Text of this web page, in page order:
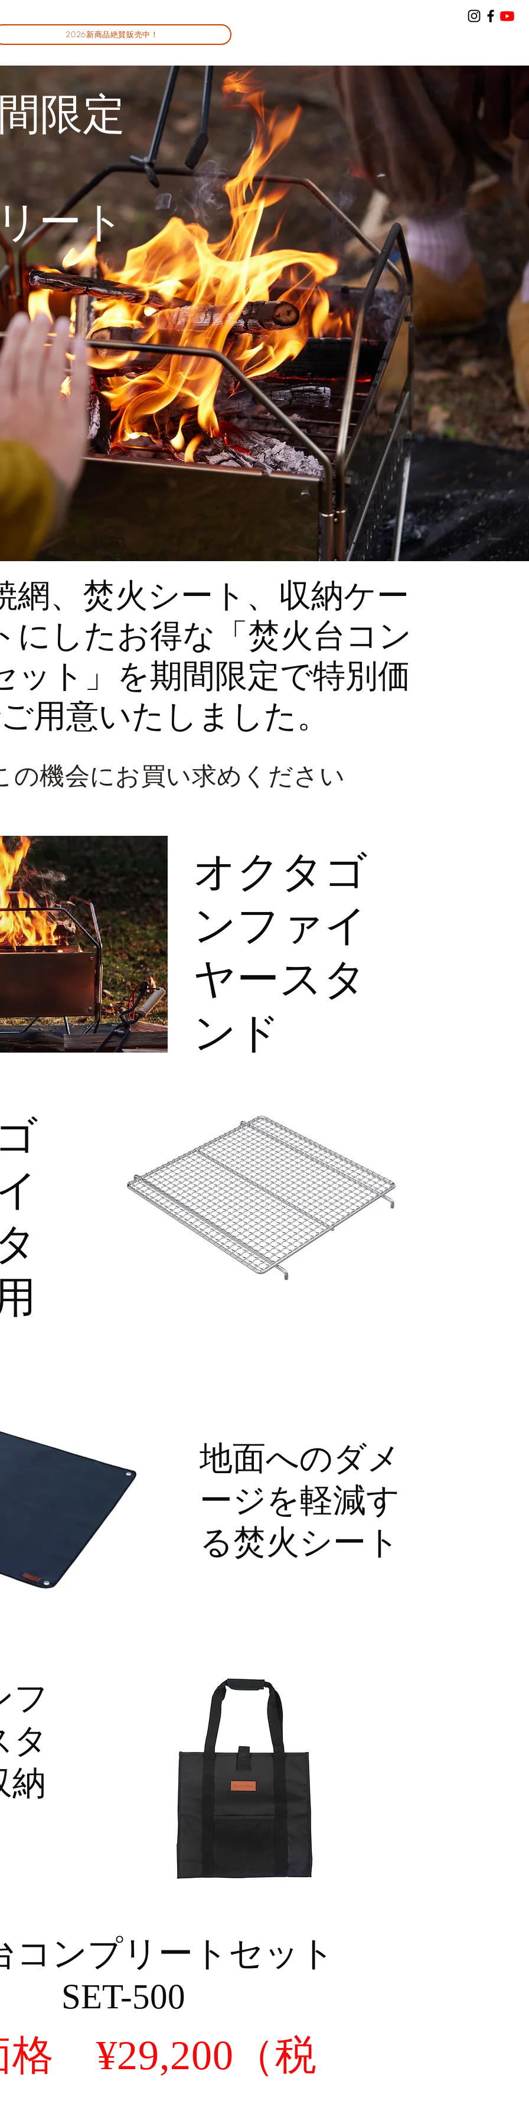
2026新商品絶賛販売中！
限定
ート
網、焚火シート、収納ケー
にしたお得な「焚火台コン
ット」を期間限定で特別価
用意いたしました。
の機会にお買い求めください
オクタゴ
ンファイ
ヤースタ
ンド
地面へのダメ
ージを軽減す
る焚火シート
フ
タ
納
コンプリートセット
SET-500
格 ¥29,200（税